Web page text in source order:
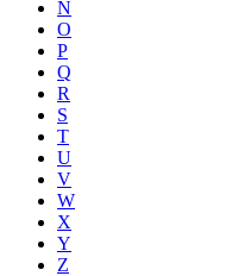
N
O
P
Q
R
S
T
U
V
W
X
Y
Z